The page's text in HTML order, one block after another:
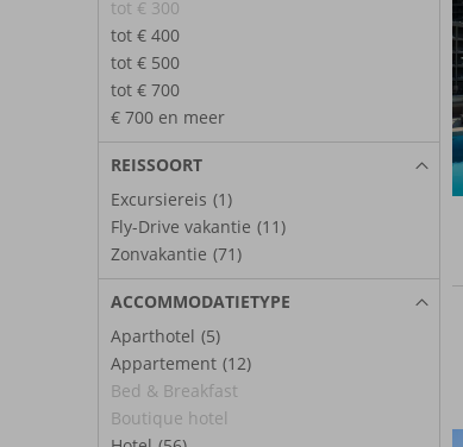
tot € 300
tot € 400
tot € 500
tot € 700
€ 700 en meer
REISSOORT
Excursiereis (1)
Fly-Drive vakantie (11)
Zonvakantie (71)
ACCOMMODATIETYPE
Aparthotel (5)
Appartement (12)
Bed & Breakfast
Boutique hotel